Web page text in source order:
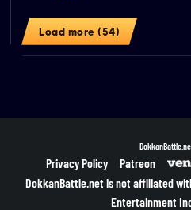
Load more (54)
Privacy Policy
Patreon
DokkanBattle.net is not affiliated
Entertainment